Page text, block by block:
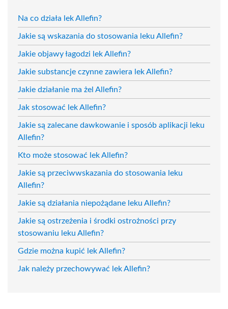
Na co działa lek Allefin?
Jakie są wskazania do stosowania leku Allefin?
Jakie objawy łagodzi lek Allefin?
Jakie substancje czynne zawiera lek Allefin?
Jakie działanie ma żel Allefin?
Jak stosować lek Allefin?
Jakie są zalecane dawkowanie i sposób aplikacji leku
Allefin?
Kto może stosować lek Allefin?
Jakie są przeciwwskazania do stosowania leku
Allefin?
Jakie są działania niepożądane leku Allefin?
Jakie są ostrzeżenia i środki ostrożności przy
stosowaniu leku Allefin?
Gdzie można kupić lek Allefin?
Jak należy przechowywać lek Allefin?